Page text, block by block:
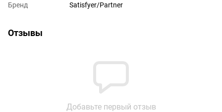
Бренд
Satisfyer/Partner
Отзывы
Добавьте первый отзыв